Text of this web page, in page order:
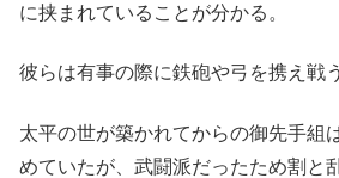
に挟まれていることが分かる。
彼らは有事の際に鉄砲や弓を携え戦
太平の世が築かれてからの御先手組
めていたが、武闘派だったため割と